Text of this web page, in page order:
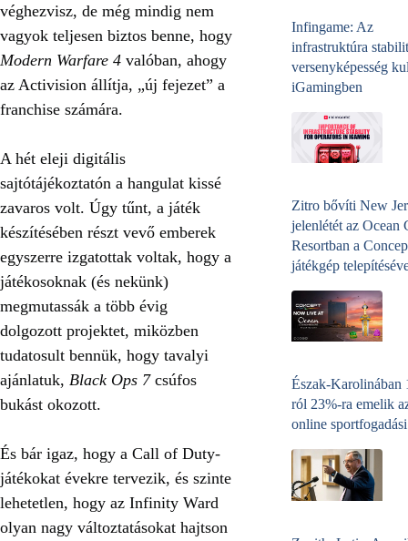
véghezvisz, de még mindig nem
vagyok teljesen biztos benne, hogy
Modern Warfare 4 valóban, ahogy
az Activision állítja, „új fejezet” a
franchise számára.
A hét eleji digitális
sajtótájékoztatón a hangulat kissé
zavaros volt. Úgy tűnt, a játék
készítésében részt vevő emberek
egyszerre izgatottak voltak, hogy a
játékosoknak (és nekünk)
megmutassák a több évig
dolgozott projektet, miközben
tudatosult bennük, hogy tavalyi
ajánlatuk, Black Ops 7csúfos
bukást okozott.
És bár igaz, hogy a Call of Duty-
játékokat évekre tervezik, és szinte
lehetetlen, hogy az Infinity Ward
olyan nagy változtatásokat hajtson
Infingame: Az
infrastruktúra
versenyképesség
iGamingben
Zitro bővíti New
jelenlétét az Ocean
Resortban a
játékgép
Észak-Karolinában
ról 23%-ra emelik
online